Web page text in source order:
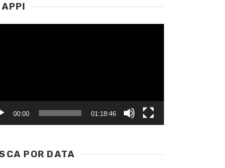
00:00 01:18:46
POR DATA